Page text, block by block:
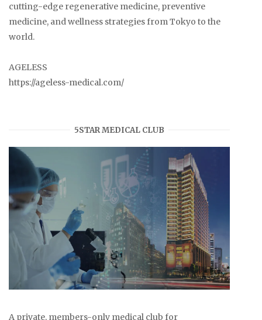
cutting-edge regenerative medicine, preventive
medicine, and wellness strategies from Tokyo to the
world.
AGELESS
https://ageless-medical.com/
5STAR MEDICAL CLUB
A private, members-only medical club for